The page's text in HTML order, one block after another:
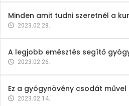
Minden amit tudni szeretnél a
2023.02.28.
A legjobb emésztés segítő
2023.02.26.
Ez a gyógynövény csodát művel
2023.02.14.